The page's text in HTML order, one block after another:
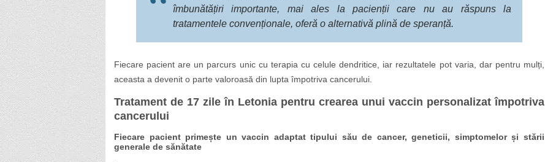
îmbunătățiri importante, mai ales la pacienții care nu au răspuns la
tratamentele convenționale, oferă o alternativă plină de speranță.
Fiecare pacient are un parcurs unic cu terapia cu celule dendritice, iar rezultatele pot varia, dar pentru mulți,
aceasta a devenit o parte valoroasă din lupta împotriva cancerului.
Tratament de 17 zile în Letonia pentru crearea unui vaccin personalizat împotriva
cancerului
Fiecare pacient primește un vaccin adaptat tipului său de cancer, geneticii, simptomelor și stării
generale de sănătate